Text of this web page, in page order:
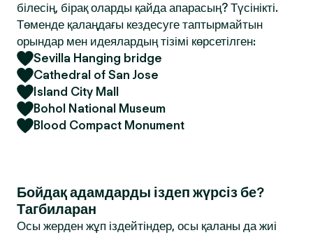
білесің, бірақ оларды қайда апарасың? Түсінікті.
Төменде қалаңдағы кездесуге таптырмайтын
орындар мен идеялардың тізімі көрсетілген:
Sevilla Hanging bridge
Cathedral of San Jose
Island City Mall
Bohol National Museum
Blood Compact Monument
Бойдақ адамдарды іздеп жүрсіз бе?
Тагбиларан
Осы жерден жұп іздейтіндер, осы қаланы да жиі